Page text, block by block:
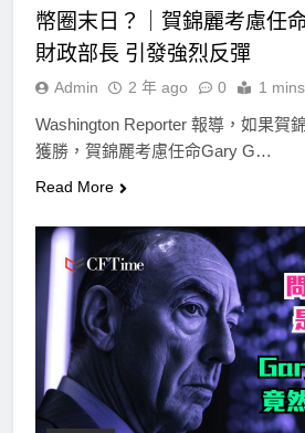
幣圈末日？｜賀錦麗考慮任
財政部長 引發強烈反彈
Admin 2 年 ago 0 1 mins
Washington Reporter 報導，如果賀
獲勝，賀錦麗考慮任命Gary G…
Read More